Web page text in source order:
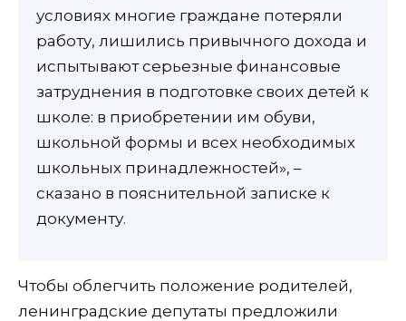
условиях многие граждане потеряли
работу, лишились привычного дохода и
испытывают серьезные финансовые
затруднения в подготовке своих детей к
школе: в приобретении им обуви,
школьной формы и всех необходимых
школьных принадлежностей», –
сказано в пояснительной записке к
документу.
Чтобы облегчить положение родителей,
ленинградские депутаты предложили